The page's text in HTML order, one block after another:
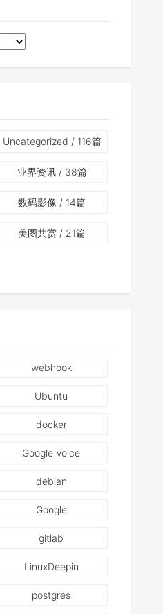
Uncategorized / 116篇
业界资讯/ 38篇
数码影像 / 14篇
美图共赏 / 21篇
webhook
Ubuntu
docker
Google Voice
debian
Google
gitlab
LinuxDeepin
postgres